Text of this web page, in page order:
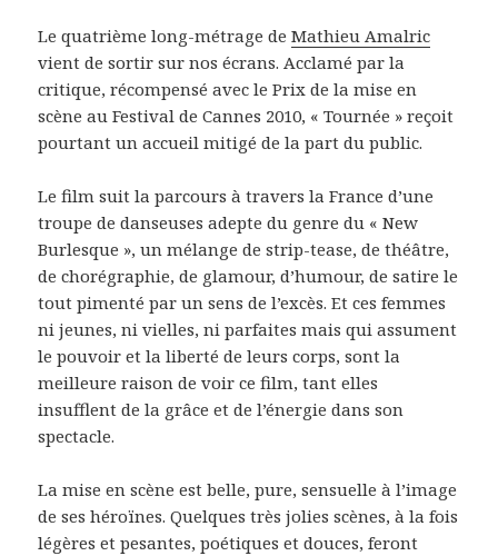
Le quatrième long-métrage deMathieu Amalric
vient de sortir sur nos écrans. Acclamé par la
critique, récompensé avec le Prix de la mise en
scène au Festival de Cannes 2010, « Tournée » reçoit
pourtant un accueil mitigé de la part du public.
Le film suit la parcours à travers la France d’une
troupe de danseuses adepte du genre du « New
Burlesque », un mélange de strip-tease, de théâtre,
de chorégraphie, de glamour, d’humour, de satire le
tout pimenté par un sens de l’excès. Et ces femmes
ni jeunes, ni vielles, ni parfaites mais qui assument
le pouvoir et la liberté de leurs corps, sont la
meilleure raison de voir ce film, tant elles
insufflent de la grâce et de l’énergie dans son
spectacle.
La mise en scène est belle, pure, sensuelle à l’image
de ses héroïnes. Quelques très jolies scènes, à la fois
légères et pesantes, poétiques et douces, feront